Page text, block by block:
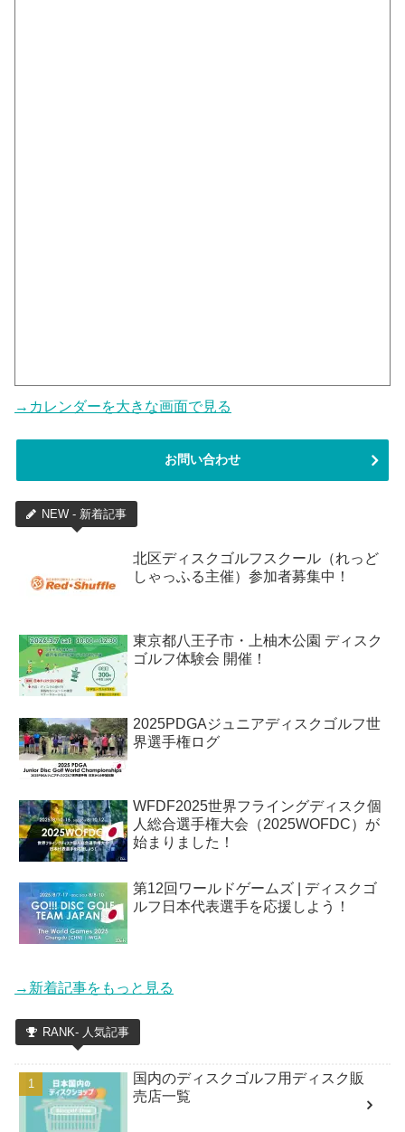
→カレンダーを大きな画面で見る
お問い合わせ
NEW - 新着記事
北区ディスクゴルフスクール（れっど
しゃっふる主催）参加者募集中！
東京都八王子市・上柚木公園 ディスク
ゴルフ体験会 開催！
2025PDGAジュニアディスクゴルフ世
界選手権ログ
WFDF2025世界フライングディスク個
人総合選手権大会（2025WOFDC）が
始まりました！
第12回ワールドゲームズ | ディスクゴ
ルフ日本代表選手を応援しよう！
→新着記事をもっと見る
RANK- 人気記事
国内のディスクゴルフ用ディスク販
売店一覧